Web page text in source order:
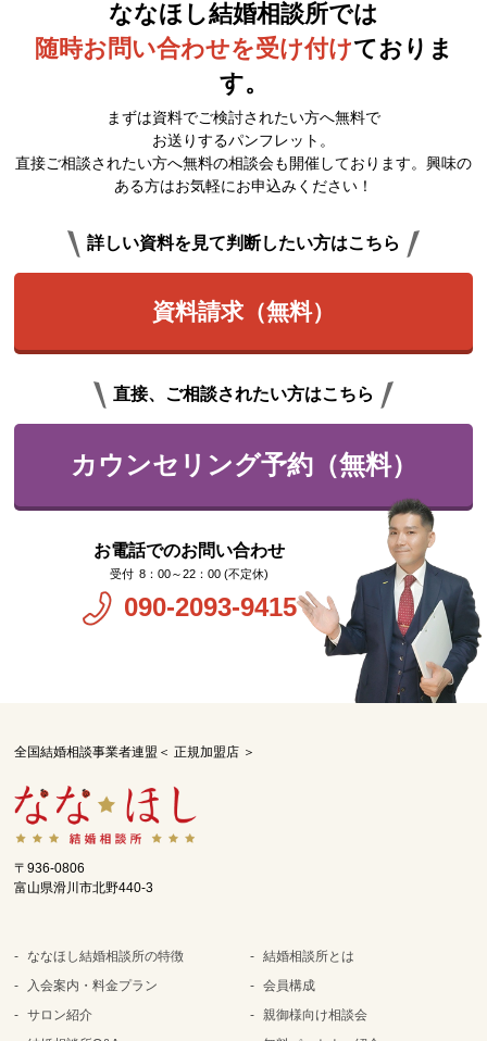
ななほし結婚相談所では
随時お問い合わせを受け付けておりま
す。
まずは資料でご検討されたい方へ無料で
お送りするパンフレット。
直接ご相談されたい方へ無料の相談会も開催しております。興味の
ある方はお気軽にお申込みください！
詳しい資料を見て判断したい方はこちら
資料請求（無料）
直接、ご相談されたい方はこちら
カウンセリング予約（無料）
お電話でのお問い合わせ
8：00～22：00 (不定休)
090-2093-9415
全国結婚相談事業者連盟＜ 正規加盟店 ＞
〒936-0806
富山県滑川市北野440-3
ななほし結婚相談所の特徴
入会案内・料金プラン
サロン紹介
結婚相談所とは
会員構成
親御様向け相談会